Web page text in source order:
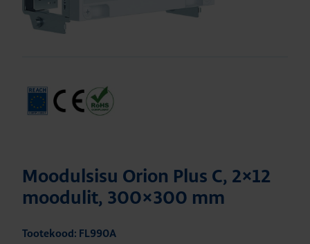
Moodulsisu Orion Plus C, 2×12
moodulit, 300×300 mm
Tootekood: FL990A